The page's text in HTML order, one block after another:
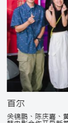
首尔
关锦鹏、陈庆嘉、